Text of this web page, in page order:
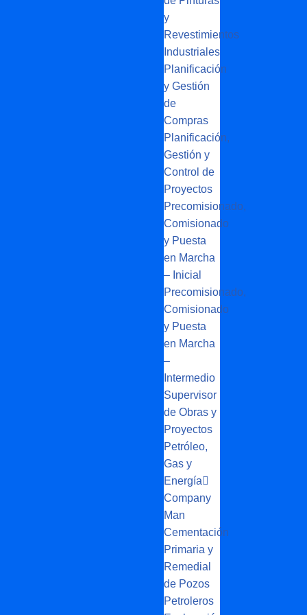
y
Revestimientos
Industriales
Planificación
y Gestión
de
Compras
Planificación,
Gestión y
Control de
Proyectos
Precomisionado,
Comisionado
y Puesta
en Marcha
– Inicial
Precomisionado,
Comisionado
y Puesta
en Marcha
–
Intermedio
Supervisor
de Obras y
Proyectos
Petróleo,
Gas y
Energía
Company
Man
Cementación
Primaria y
Remedial
de Pozos
Petroleros